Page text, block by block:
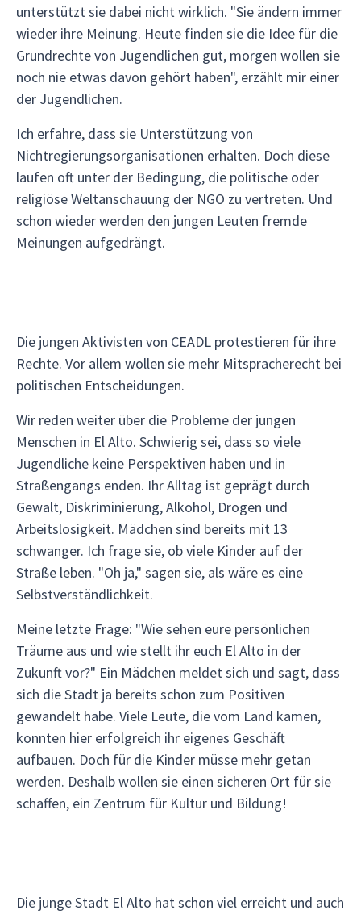
unterstützt sie dabei nicht wirklich. "Sie ändern immer
wieder ihre Meinung. Heute finden sie die Idee für die
Grundrechte von Jugendlichen gut, morgen wollen sie
noch nie etwas davon gehört haben", erzählt mir einer
der Jugendlichen.
Ich erfahre, dass sie Unterstützung von
Nichtregierungsorganisationen erhalten. Doch diese
laufen oft unter der Bedingung, die politische oder
religiöse Weltanschauung der NGO zu vertreten. Und
schon wieder werden den jungen Leuten fremde
Meinungen aufgedrängt.
Die jungen Aktivisten von CEADL protestieren für ihre
Rechte. Vor allem wollen sie mehr Mitspracherecht bei
politischen Entscheidungen.
Wir reden weiter über die Probleme der jungen
Menschen in El Alto. Schwierig sei, dass so viele
Jugendliche keine Perspektiven haben und in
Straßengangs enden. Ihr Alltag ist geprägt durch
Gewalt, Diskriminierung, Alkohol, Drogen und
Arbeitslosigkeit. Mädchen sind bereits mit 13
schwanger. Ich frage sie, ob viele Kinder auf der
Straße leben. "Oh ja," sagen sie, als wäre es eine
Selbstverständlichkeit.
Meine letzte Frage: "Wie sehen eure persönlichen
Träume aus und wie stellt ihr euch El Alto in der
Zukunft vor?" Ein Mädchen meldet sich und sagt, dass
sich die Stadt ja bereits schon zum Positiven
gewandelt habe. Viele Leute, die vom Land kamen,
konnten hier erfolgreich ihr eigenes Geschäft
aufbauen. Doch für die Kinder müsse mehr getan
werden. Deshalb wollen sie einen sicheren Ort für sie
schaffen, ein Zentrum für Kultur und Bildung!
Die junge Stadt El Alto hat schon viel erreicht und auch